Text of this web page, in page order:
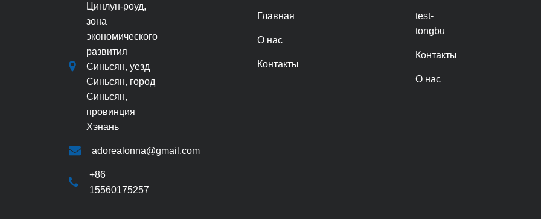
Цинлун-роуд,
зона
экономического
развития
Синьсян, уезд
Синьсян, город
Синьсян,
провинция
Хэнань
adorealonna@gmail.com
+86
15560175257
Главная
О нас
Контакты
test-
tongbu
Контакты
О нас